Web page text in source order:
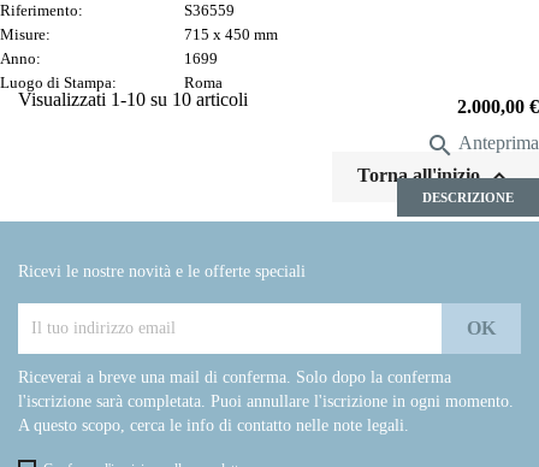
Riferimento:
S36559
Misure:
715 x 450 mm
Anno:
1699
Luogo di Stampa:
Roma
Prezzo
2.000,00 €
 Anteprima
DESCRIZIONE
Visualizzati 1-10 su 10 articoli
Torna all'inizio
Ricevi le nostre novità e le offerte speciali
Riceverai a breve una mail di conferma. Solo dopo la conferma
l'iscrizione sarà completata. Puoi annullare l'iscrizione in ogni momento.
A questo scopo, cerca le info di contatto nelle note legali.